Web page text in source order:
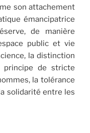
son attachement
émancipatrice
de manière
public et vie
la distinction
de stricte
la tolérance
solidarité entre les